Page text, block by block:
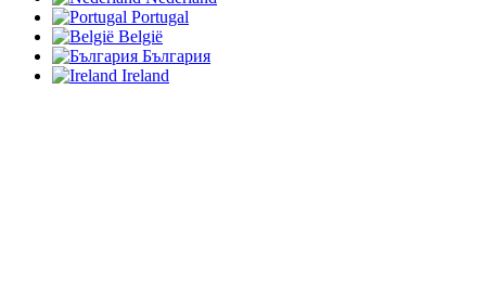
Portugal
België
България
Ireland